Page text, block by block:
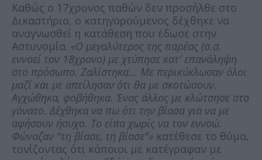
Καθώς ο 17χρονος παθών δεν προσήλθε στο
Δικαστήριο, ο κατηγορούμενος δέχθηκε να
αναγνωσθεί η κατάθεση που έδωσε στην
Αστυνομία. «Ο μεγαλύτερος της παρέας (σ.σ.
εννοεί τον 18χρονο) με χτύπησε κατ' επανάληψη
στο πρόσωπο. Ζαλίστηκα... Με περικύκλωσαν όλοι
μαζί και με απείλησαν ότι θα με σκοτώσουν.
Αγχώθηκα, φοβήθηκα. Ένας άλλος με κλώτσησε στο
γόνατο. Δέχθηκα να πω ότι την βίασα για να με
αφήσουν ήσυχο. Το είπα χωρίς να τον εννοώ.
Φώναζαν "τη βίασε, τη βίασε"» κατέθεσε το θύμα,
τονίζοντας ότι κάποιοι με κατέγραφαν με